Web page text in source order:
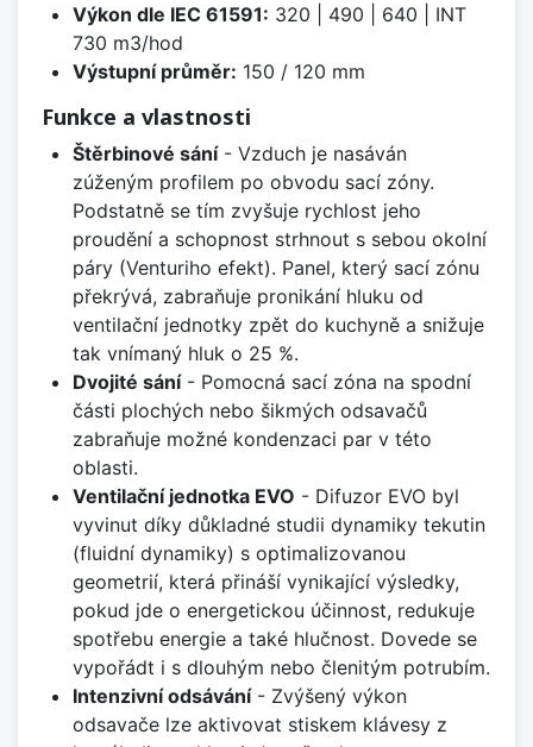
Výkon dle IEC 61591: 320 | 490 | 640 | INT
730 m3/hod
Výstupní průměr: 150 / 120 mm
Funkce a vlastnosti
Štěrbinové sání- Vzduch je nasáván
zúženým profilem po obvodu sací zóny.
Podstatně se tím zvyšuje rychlost jeho
proudění a schopnost strhnout s sebou okolní
páry (Venturiho efekt). Panel, který sací zónu
překrývá, zabraňuje pronikání hluku od
ventilační jednotky zpět do kuchyně a snižuje
tak vnímaný hluk o 25 %.
Dvojité sání- Pomocná sací zóna na spodní
části plochých nebo šikmých odsavačů
zabraňuje možné kondenzaci par v této
oblasti.
Ventilační jednotka EVO - Difuzor EVO byl
vyvinut díky důkladné studii dynamiky tekutin
(fluidní dynamiky) s optimalizovanou
geometrií, která přináší vynikající výsledky,
pokud jde o energetickou účinnost, redukuje
spotřebu energie a také hlučnost. Dovede se
vypořádt i s dlouhým nebo členitým potrubím.
Intenzivní odsávání- Zvýšený výkon
odsavače lze aktivovat stiskem klávesy z